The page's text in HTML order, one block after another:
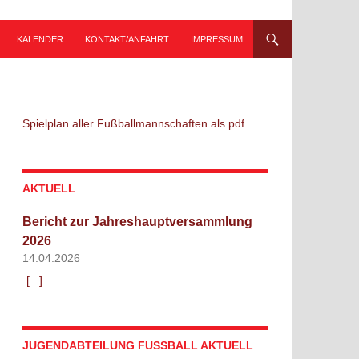
KALENDER KONTAKT/ANFAHRT IMPRESSUM
Spielplan aller Fußballmannschaften als pdf
AKTUELL
Bericht zur Jahreshauptversammlung
2026
14.04.2026
[...]
JUGENDABTEILUNG FUSSBALL AKTUELL